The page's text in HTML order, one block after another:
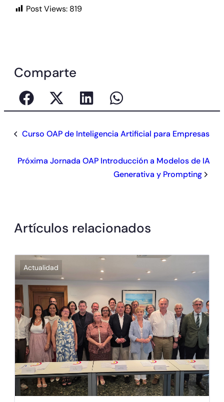
Post Views: 819
Comparte
Curso OAP de Inteligencia Artificial para Empresas
Próxima Jornada OAP Introducción a Modelos de IA
Generativa y Prompting
Artículos relacionados
Actualidad